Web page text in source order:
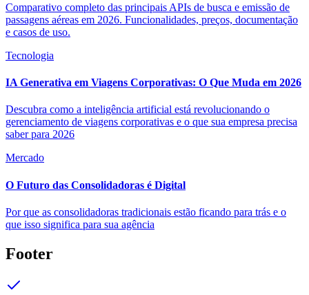
Comparativo completo das principais APIs de busca e emissão de
passagens aéreas em 2026. Funcionalidades, preços, documentação
e casos de uso.
Tecnologia
IA Generativa em Viagens Corporativas: O Que Muda em 2026
Descubra como a inteligência artificial está revolucionando o
gerenciamento de viagens corporativas e o que sua empresa precisa
saber para 2026
Mercado
O Futuro das Consolidadoras é Digital
Por que as consolidadoras tradicionais estão ficando para trás e o
que isso significa para sua agência
Footer